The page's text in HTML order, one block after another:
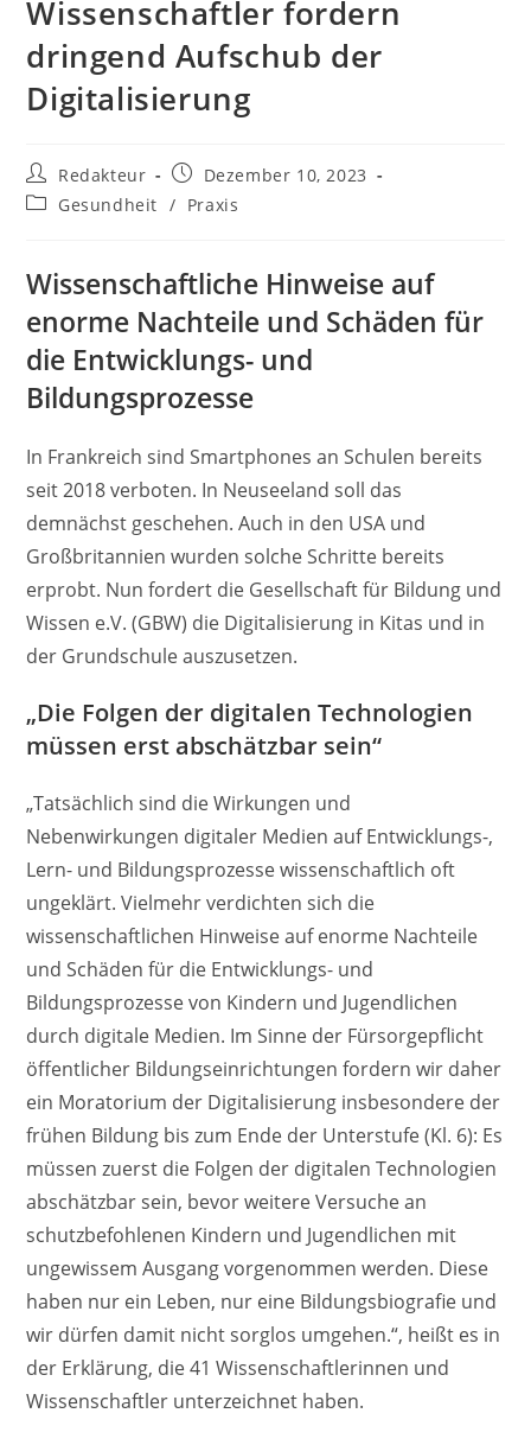
Wissenschaftler fordern
dringend Aufschub der
Digitalisierung
Beitrags-
Autor:
Redakteur
Beitrag
veröffentlicht:
Dezember 10, 2023
Beitrags-
Gesundheit / Praxis
Wissenschaftliche Hinweise auf
enorme Nachteile und Schäden für
die Entwicklungs- und
Bildungsprozesse
In Frankreich sind Smartphones an Schulen bereits
seit 2018 verboten. In Neuseeland soll das
demnächst geschehen. Auch in den USA und
Großbritannien wurden solche Schritte bereits
erprobt. Nun fordert die Gesellschaft für Bildung und
Wissen e.V. (GBW) die Digitalisierung in Kitas und in
der Grundschule auszusetzen.
„Die Folgen der digitalen Technologien
müssen erst abschätzbar sein“
„Tatsächlich sind die Wirkungen und
Nebenwirkungen digitaler Medien auf Entwicklungs-,
Lern- und Bildungsprozesse wissenschaftlich oft
ungeklärt. Vielmehr verdichten sich die
wissenschaftlichen Hinweise auf enorme Nachteile
und Schäden für die Entwicklungs- und
Bildungsprozesse von Kindern und Jugendlichen
durch digitale Medien. Im Sinne der Fürsorgepflicht
öffentlicher Bildungseinrichtungen fordern wir daher
ein Moratorium der Digitalisierung insbesondere der
frühen Bildung bis zum Ende der Unterstufe (Kl. 6): Es
müssen zuerst die Folgen der digitalen Technologien
abschätzbar sein, bevor weitere Versuche an
schutzbefohlenen Kindern und Jugendlichen mit
ungewissem Ausgang vorgenommen werden. Diese
haben nur ein Leben, nur eine Bildungsbiografie und
wir dürfen damit nicht sorglos umgehen.“, heißt es in
der Erklärung, die 41 Wissenschaftlerinnen und
Wissenschaftler unterzeichnet haben.